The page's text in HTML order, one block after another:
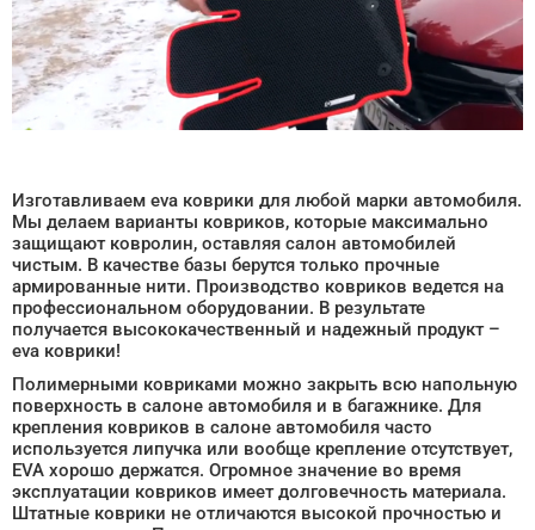
Изготавливаем eva коврики для любой марки автомобиля.
Мы делаем варианты ковриков, которые максимально
защищают ковролин, оставляя салон автомобилей
чистым. В качестве базы берутся только прочные
армированные нити. Производство ковриков ведется на
профессиональном оборудовании. В результате
получается высококачественный и надежный продукт –
eva коврики!
Полимерными ковриками можно закрыть всю напольную
поверхность в салоне автомобиля и в багажнике. Для
крепления ковриков в салоне автомобиля часто
используется липучка или вообще крепление отсутствует,
EVA хорошо держатся. Огромное значение во время
эксплуатации ковриков имеет долговечность материала.
Штатные коврики не отличаются высокой прочностью и